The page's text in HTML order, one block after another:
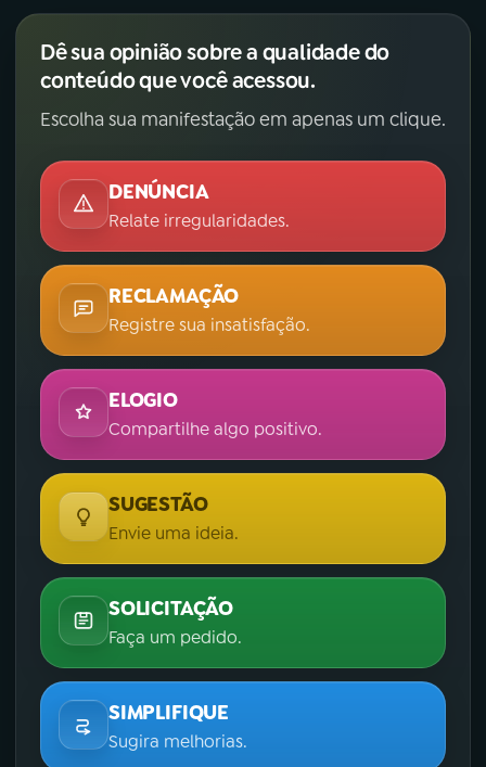
Dê sua opinião sobre a qualidade do
conteúdo que você acessou.
Escolha sua manifestação em apenas um clique.
DENÚNCIA
Relate irregularidades.
RECLAMAÇÃO
Registre sua insatisfação.
ELOGIO
Compartilhe algo positivo.
SUGESTÃO
Envie uma ideia.
SOLICITAÇÃO
Faça um pedido.
SIMPLIFIQUE
Sugira melhorias.